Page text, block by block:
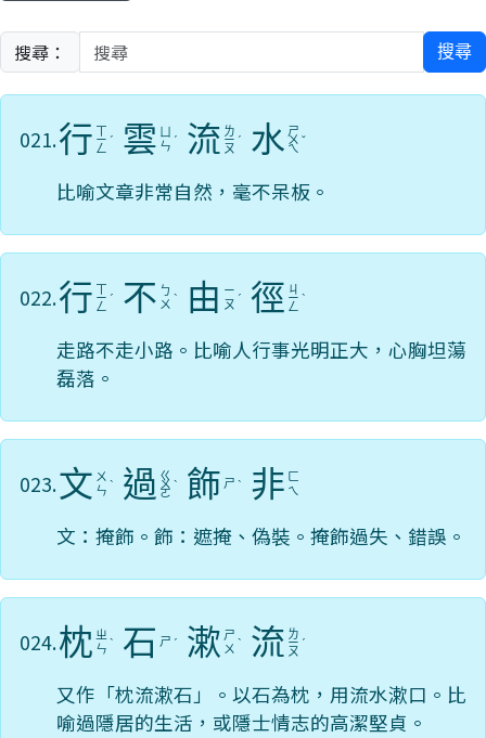
搜尋： 搜尋
021.行 ㄧ
ㄥ
ˊ 雲 ㄣ ˊ 流 ㄌ
ㄧ
ㄡ
ˊ 水 ㄕ
ㄨ
ㄟ
ˇ
比喻文章非常自然，毫不呆板。
022.行 ㄧ
ㄥ
ˊ 不 ㄅ
ㄨ ˋ 由 ㄧ
ㄡ ˊ 徑 ㄐ
ㄧ
ㄥ
ˋ
走路不走小路。比喻人行事光明正大，心胸坦蕩
磊落。
023.文 ㄨ
ㄣ ˋ 過 ㄍ
ㄨ
ㄛ
ˋ 飾 ㄕ ˋ 非 ㄈ
ㄟ
文：掩飾。飾：遮掩、偽裝。掩飾過失、錯誤。
024.枕 ㄓ
ㄣ ˋ 石 ㄕ ˊ 漱 ㄕ
ㄨ ˋ 流 ㄌ
ㄧ
ㄡ
ˊ
又作「枕流漱石」。以石為枕，用流水漱口。比
喻過隱居的生活，或隱士情志的高潔堅貞。